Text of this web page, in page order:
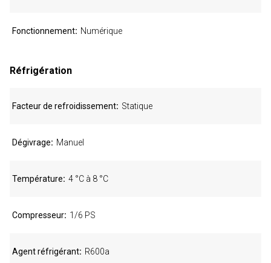
Fonctionnement Numérique
Réfrigération
Facteur de refroidissement Statique
Dégivrage Manuel
Température 4 °C à 8 °C
Compresseur 1/6 PS
Agent réfrigérant R600a